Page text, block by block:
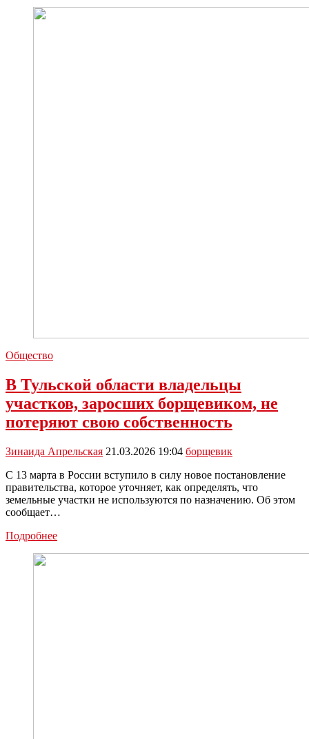
Общество
В Тульской области владельцы
участков, заросших борщевиком, не
потеряют свою собственность
Зинаида Апрельская 21.03.2026 19:04 борщевик
С 13 марта в России вступило в силу новое постановление
правительства, которое уточняет, как определять, что
земельные участки не используются по назначению. Об этом
сообщает…
ПодробнееВ